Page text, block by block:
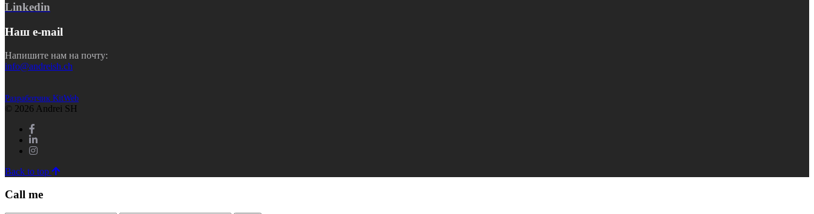
Linkedin
Наш e-mail
Напишите нам на почту:
info@andreish.ch
Разработчик KitWeb
© 2026 Andrei SH
Back to top
Call me